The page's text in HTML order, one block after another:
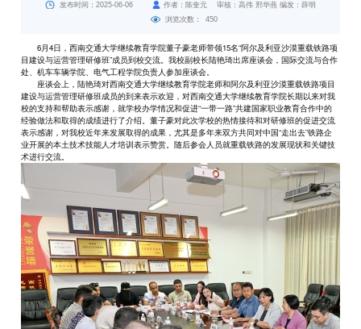
发布时间：2025-06-06
作者：陈奎元 审核：高伟 邢华燕 编发：薛明
浏览次数：
450
6月4日，西南交通大学继续教育学院董子豪老师带领15名“阿尔及利亚沙漠重载铁路项
目建设与运营管理研修班”成员到校交流。我校副校长陆艳琦出席座谈会，国际交流与合作
处、机车车辆学院、电气工程学院负责人参加座谈会。
座谈会上，陆艳琦对西南交通大学继续教育学院老师和阿尔及利亚沙漠重载铁路项目
建设与运营管理研修班成员的到来表示欢迎，对西南交通大学继续教育学院长期以来对我
校的支持和帮助表示感谢，就学校办学情况和促进“一带一路”共建国家职业教育合作中的
经验做法和取得的成绩进行了介绍。董子豪对此次学校的热情接待和对研修班的促进交流
表示感谢，对我校近年来发展取得的成果，尤其是多年来双方共同对中国“走出去”铁路企
业开展的本土技术技能人才培训表示赞赏。随后参会人员就重载铁路的发展现状和关键技
术进行交流。